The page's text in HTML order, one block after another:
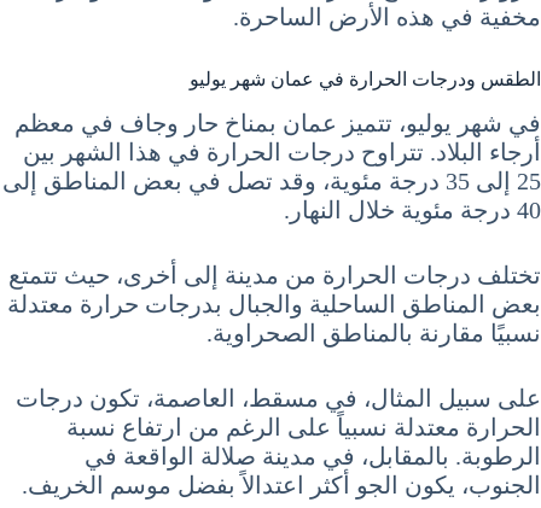
مخفية في هذه الأرض الساحرة.
الطقس ودرجات الحرارة في عمان شهر يوليو
في شهر يوليو، تتميز عمان بمناخ حار وجاف في معظم
أرجاء البلاد. تتراوح درجات الحرارة في هذا الشهر بين
25 إلى 35 درجة مئوية، وقد تصل في بعض المناطق إلى
40 درجة مئوية خلال النهار.
تختلف درجات الحرارة من مدينة إلى أخرى، حيث تتمتع
بعض المناطق الساحلية والجبال بدرجات حرارة معتدلة
نسبيًا مقارنة بالمناطق الصحراوية.
على سبيل المثال، في مسقط، العاصمة، تكون درجات
الحرارة معتدلة نسبياً على الرغم من ارتفاع نسبة
الرطوبة. بالمقابل، في مدينة صلالة الواقعة في
الجنوب، يكون الجو أكثر اعتدالاً بفضل موسم الخريف.